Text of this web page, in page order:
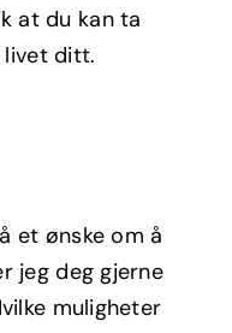
at du kan ta
livet ditt.
et ønske om å
jeg deg gjerne
muligheter